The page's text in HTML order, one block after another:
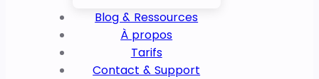
Blog & Ressources
À propos
Tarifs
Contact & Support